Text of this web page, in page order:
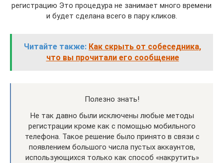
регистрацию Это процедура не занимает много времени
и будет сделана всего в пару кликов.
Читайте также: Как скрыть от собеседника,
что вы прочитали его сообщение
Полезно знать!
Не так давно были исключены любые методы
регистрации кроме как с помощью мобильного
телефона. Такое решение было принято в связи с
появлением большого числа пустых аккаунтов,
использующихся только как способ «накрутить»